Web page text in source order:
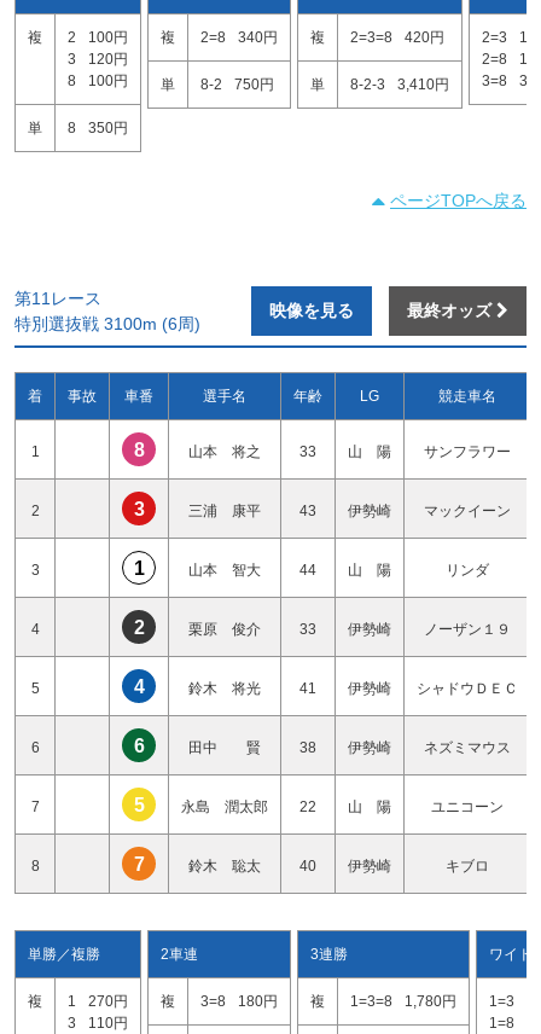
複 2
100円
3
120円
8
100円
単 8 350円
複 2=8 340円
単 8-2 750円
複 2=3=8 420円
単 8-2-3 3,410円
2=3
2=8
3=8
ページTOPへ戻る
第11レース
特別選抜戦 3100m (6周)
映像を見る 最終オッズ
着 事故 車番 選手名 年齢 LG 競走車名
1 8 山本 将之 33 山 陽 サンフラワー
2 3 三浦 康平 43 伊勢崎 マックイーン
3 1 山本 智大 44 山 陽 リンダ
4 2 栗原 俊介 33 伊勢崎 ノーザン１９
5 4 鈴木 将光 41 伊勢崎 シャドウＤＥＣ
6 6 田中 賢 38 伊勢崎 ネズミマウス
7 5 永島 潤太郎 22 山 陽 ユニコーン
8 7 鈴木 聡太 40 伊勢崎 キブロ
単勝／複勝
複 1
270円
3
110円
2車連
複 3=8 180円
3連勝
複 1=3=8 1,780円
ワイド
1=3
1=8